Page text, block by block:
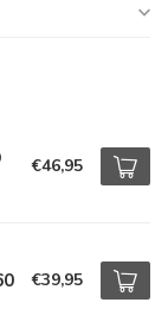
€46,95
€39,95